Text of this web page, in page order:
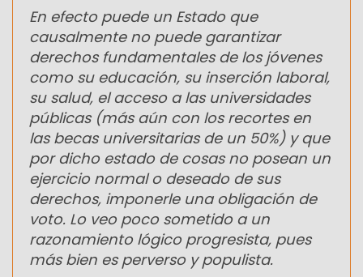
En efecto puede un Estado que
causalmente no puede garantizar
derechos fundamentales de los jóvenes
como su educación, su inserción laboral,
su salud, el acceso a las universidades
públicas (más aún con los recortes en
las becas universitarias de un 50%) y que
por dicho estado de cosas no posean un
ejercicio normal o deseado de sus
derechos, imponerle una obligación de
voto. Lo veo poco sometido a un
razonamiento lógico progresista, pues
más bien es perverso y populista.